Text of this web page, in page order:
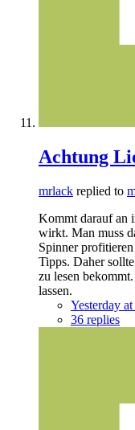
Achtung
mrlack replied to
Kommt darauf an
wirkt. Man muss
Spinner
Tipps. Daher
zu lesen
lassen.
Yesterday
36 replies